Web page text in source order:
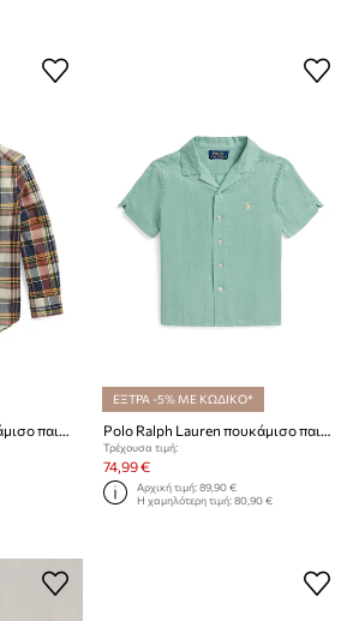
Polo Ralph Lauren πουκάμισο παιδικό βαμβακερό
ΕΞΤΡΑ -5% ΜΕ ΚΩΔΙΚΟ*
Polo Ralph Lauren πουκάμισο παιδικό λινό
Τρέχουσα τιμή:
74,99 €
Αρχική τιμή:89,90 €
Η χαμηλότερη τιμή:80,90 €